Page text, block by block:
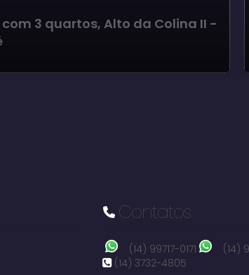
3 quartos, Alto da Colina II -
Contatos
(14) 99717-0171
(14)
(14) 3732-4805